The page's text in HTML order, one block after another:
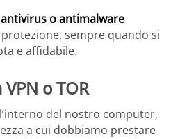
o antimalware
sempre quando si
e affidabile.
o TOR
del nostro computer,
a cui dobbiamo prestare